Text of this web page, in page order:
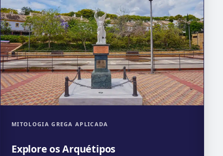
MITOLOGIA GREGA APLICADA
Explore os Arquétipos